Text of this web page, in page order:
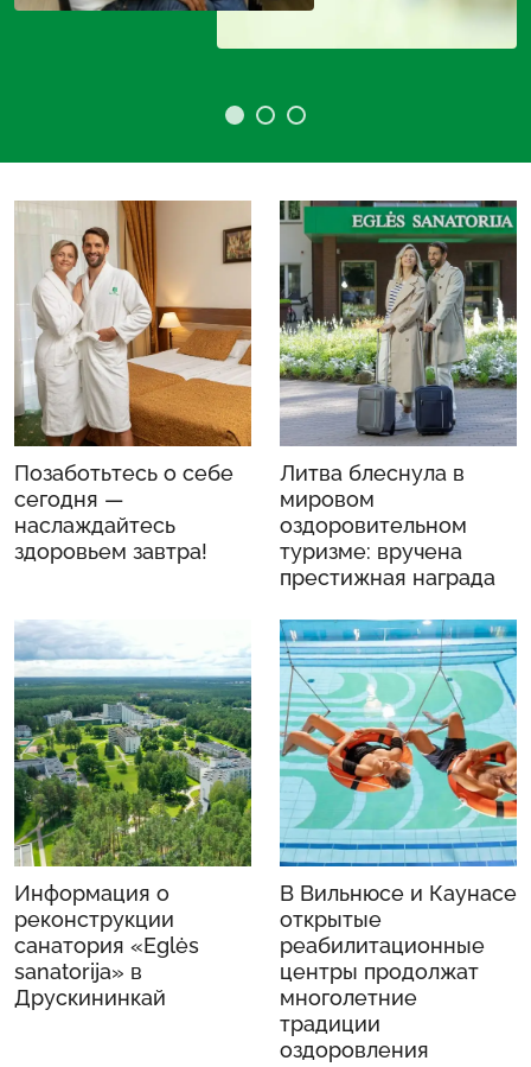
Позаботьтесь о себе
сегодня —
наслаждайтесь
здоровьем завтра!
Литва блеснула в
мировом
оздоровительном
туризме: вручена
престижная награда
Информация о
реконструкции
санатория «Eglės
sanatorijа» в
Друскининкай
В Вильнюсе и Каунасе
открытые
реабилитационные
центры продолжат
многолетние
традиции
оздоровления